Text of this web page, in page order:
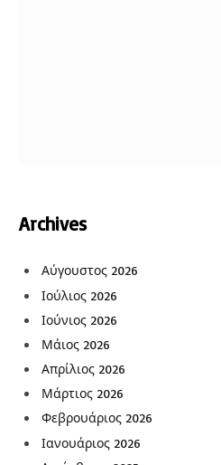
Archives
Αύγουστος 2026
Ιούλιος 2026
Ιούνιος 2026
Μάιος 2026
Απρίλιος 2026
Μάρτιος 2026
Φεβρουάριος 2026
Ιανουάριος 2026